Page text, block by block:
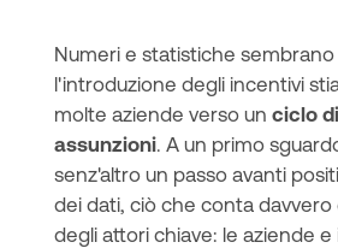
Numeri e statistiche
l'introduzione degli incentivi
molte aziende verso un ciclo
assunzioni. A un primo
senz'altro un passo avanti
dei dati, ciò che conta davvero
degli attori chiave: le aziende